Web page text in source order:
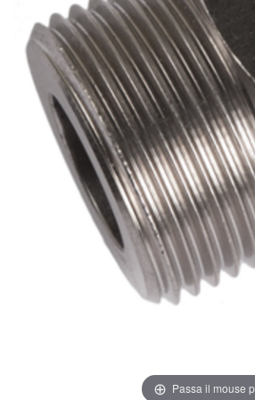
Passa il mouse